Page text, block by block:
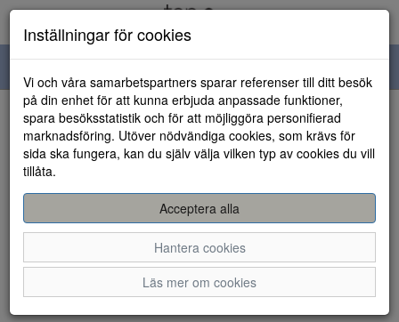
navigation
Visa filter
Pius (10 artiklar)
Inställningar för cookies
Vi och våra samarbetspartners sparar referenser till ditt besök
på din enhet för att kunna erbjuda anpassade funktioner,
spara besöksstatistik och för att möjliggöra personifierad
marknadsföring. Utöver nödvändiga cookies, som krävs för
sida ska fungera, kan du själv välja vilken typ av cookies du vill
tillåta.
Acceptera alla
Hantera cookies
Läs mer om cookies